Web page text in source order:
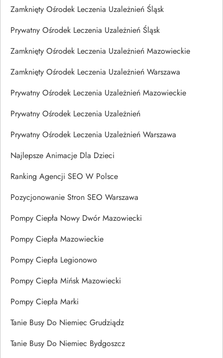
Zamknięty Ośrodek Leczenia Uzależnień Śląsk
Prywatny Ośrodek Leczenia Uzależnień Śląsk
Zamknięty Ośrodek Leczenia Uzależnień Mazowieckie
Zamknięty Ośrodek Leczenia Uzależnień Warszawa
Prywatny Ośrodek Leczenia Uzależnień Mazowieckie
Prywatny Ośrodek Leczenia Uzależnień
Prywatny Ośrodek Leczenia Uzależnień Warszawa
Najlepsze Animacje Dla Dzieci
Ranking Agencji SEO W Polsce
Pozycjonowanie Stron SEO Warszawa
Pompy Ciepła Nowy Dwór Mazowiecki
Pompy Ciepła Mazowieckie
Pompy Ciepła Legionowo
Pompy Ciepła Mińsk Mazowiecki
Pompy Ciepła Marki
Tanie Busy Do Niemiec Grudziądz
Tanie Busy Do Niemiec Bydgoszcz